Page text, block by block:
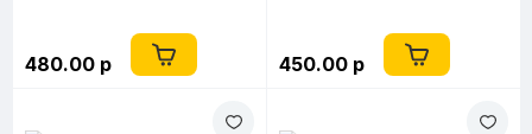
480.00 р 450.00 р